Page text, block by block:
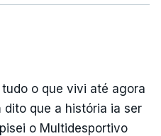
o que vivi até agora
dito que a história ia ser
o Multidesportivo